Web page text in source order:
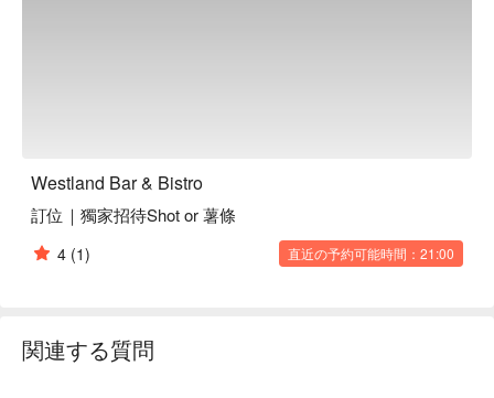
【怒】香辣撲鼻，辛辣過癮
【貪】鮮嫩多汁，滿口留香
🍽️ 口碑必點
【煙花女義大利麵】香辣刺激，麵條柔滑可口
【馬鈴薯烘蛋】外皮酥脆，蛋香綿密
Westland Bar & Bistro
訂位｜獨家招待Shot or 薯條
4 (1) 直近の予約可能時間：21:00
関連する質問